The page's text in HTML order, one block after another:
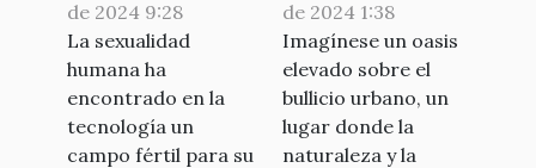
en vivo frente
a los videos
porno
tradicionales
de 2024 9:28
La sexualidad
humana ha
encontrado en la
tecnología un
campo fértil para su
en el corazón
de Manhattan
de 2024 1:38
Imagínese un oasis
elevado sobre el
bullicio urbano, un
lugar donde la
naturaleza y la